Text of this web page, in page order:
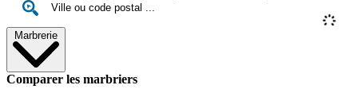
Marbrerie
Comparer les marbriers